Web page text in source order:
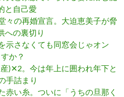
と自己愛
々の再婚宣言。大迫恵美子が脅
への裏切り
示さなくても同窓会じゃオン
か？
)✕2。今は年上に囲われ年下と
手詰まり
赤い糸。ついに「うちの旦那く